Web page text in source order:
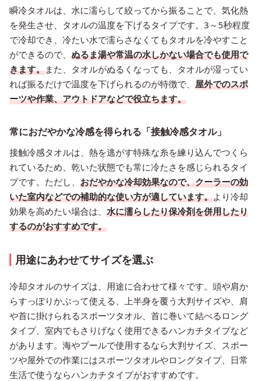
瞬冷タオルは、水に濡らして絞ってから振ることで、気化熱
を発生させ、タオルの温度を下げるタイプです。3～5秒程度
で冷却でき、冷たい水で濡らさなくてもタオルを冷やすこと
ができるので、 ぬるま湯や常温の水しかない場合でも使用で
きます。また、タオルがぬるくなっても、タオルが湿ってい
れば振るだけで温度を下げられるのが特徴で、 屋外でのスポ
ーツや作業、アウトドアなどで役立ちます。
常におだやかな冷感を得られる「接触冷感タオル」
接触冷感タオルは、熱を逃がす特殊な糸を練り込んでつくら
れているため、乾いた状態でも常に冷たさを感じられるタイ
プです。ただし、 おだやかな冷却効果なので、クーラーの効
いた室内などでの補助的な使い方が適しています。より冷却
効果を高めたい場合は、 水に濡らしたり保冷剤を併用したり
するのがおすすめです。
用途にあわせてサイズを選ぶ
冷却タオルのサイズは、用途に合わせて様々です。頭や肩か
らすっぽりかぶって使える、上半身を覆う大判サイズや、肩
や首に掛けられるスポーツタオル、首に巻いて結べるロング
タイプ、室内でもさりげなく使用できるハンカチタイプなど
があります。海やプールで使用するなら大判サイズ、スポー
ツや屋外での作業にはスポーツタオルやロングタイプ、日常
生活で使うならハンカチタイプがおすすめです。